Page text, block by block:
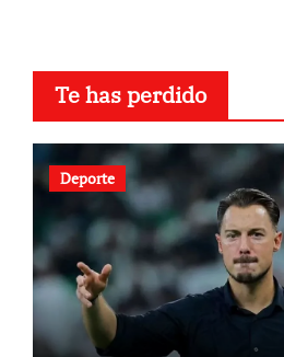
Te has perdido
Deporte